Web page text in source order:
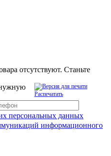
отсутствуют. Станьте
Распечатать
персональных данных
информационного